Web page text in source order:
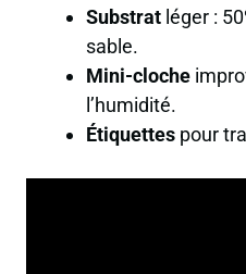
Substratléger :
sable.
Mini-cloche
l’humidité.
Étiquettespour